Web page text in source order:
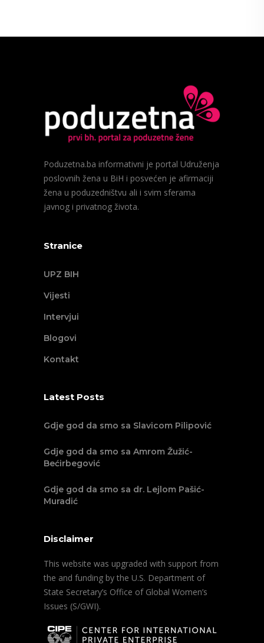
Poduzetna.ba informativni je portal Udruženja
poslovnih žena u BiH i posvećen je afirmaciji
žena u poduzedništvu ali i svim sferama
javnog i privatnog života.
Stranice
UPZ BIH
Vijesti
Intervjui
Blogovi
Kontakt
Latest Posts
Gdje god da smo sa Slavicom Pilipović
Gdje god da smo sa Amrom Žužić-
Bećirbegović
Gdje god da smo sa dr. Lejlom Pašić-
Muradić
Disclaimer
This website was upgraded with support from
the and funding by the U.S. Department of
State Secretary’s Office of Global Women’s
Issues (S/GWI).